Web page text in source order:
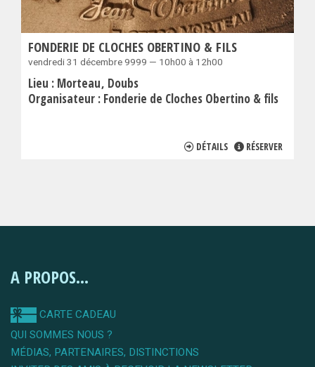
FONDERIE DE CLOCHES OBERTINO & FILS
vendredi 31 décembre 9999 — 10h00 à 12h00
Lieu : Morteau Doubs
Organisateur : Fonderie de Cloches Obertino & fils
DÉTAILS RÉSERVER
A PROPOS...
CARTE CADEAU
QUI SOMMES NOUS ?
MÉDIAS, PARTENAIRES, DISTINCTIONS